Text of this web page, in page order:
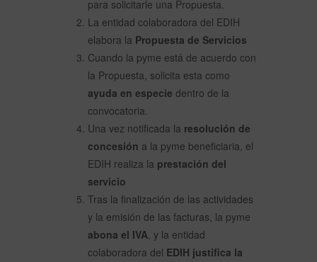
para solicitarle una Propuesta.
La entidad colaboradora del EDIH
elabora la Propuesta de Servicios
Cuando la pyme está de acuerdo con
la Propuesta, solicita esta como
ayuda en especie dentro de la
convocatoria.
Una vez notificada la resolución de
concesión a la pyme beneficiaria, el
EDIH realiza la prestación del
servicio
Tras la finalización de las actividades
y la emisión de las facturas, la pyme
abona el IVA, y la entidad
colaboradora del EDIH justifica la